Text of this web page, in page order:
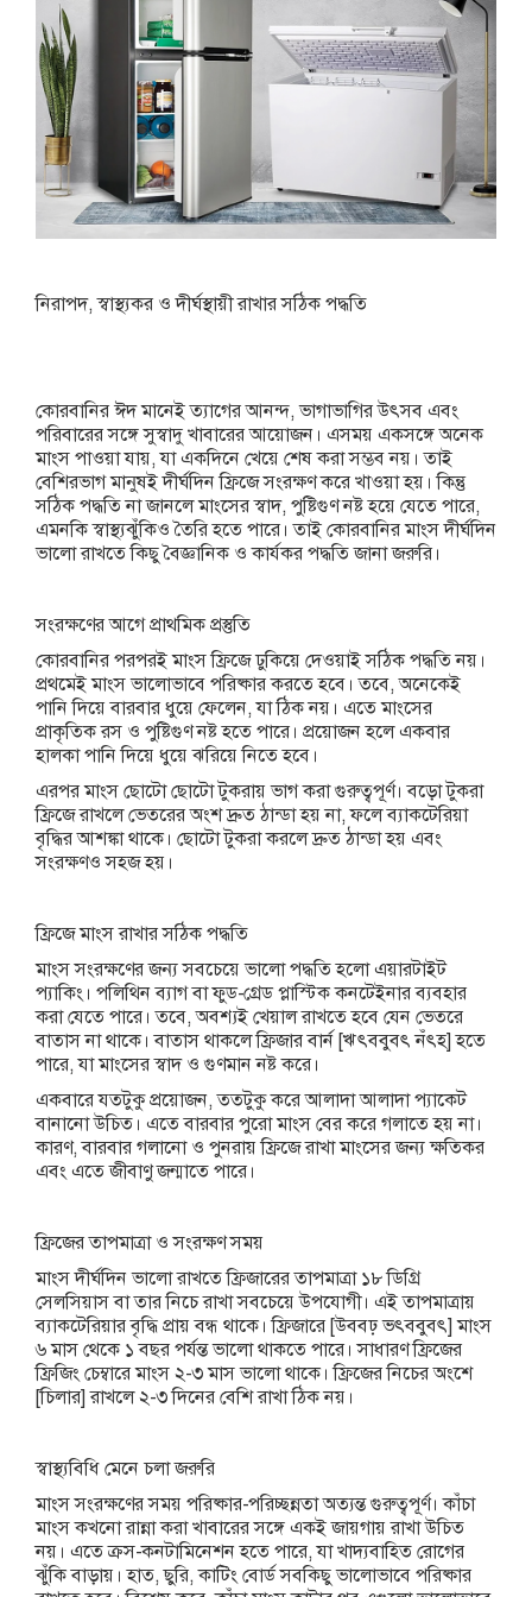
নিরাপদ, স্বাস্থ্যকর ও দীর্ঘস্থায়ী রাখার সঠিক পদ্ধতি
কোরবানির ঈদ মানেই ত্যাগের আনন্দ, ভাগাভাগির উৎসব এবং
পরিবারের সঙ্গে সুস্বাদু খাবারের আয়োজন। এসময় একসঙ্গে অনেক
মাংস পাওয়া যায়, যা একদিনে খেয়ে শেষ করা সম্ভব নয়। তাই
বেশিরভাগ মানুষই দীর্ঘদিন ফ্রিজে সংরক্ষণ করে খাওয়া হয়। কিন্তু
সঠিক পদ্ধতি না জানলে মাংসের স্বাদ, পুষ্টিগুণ নষ্ট হয়ে যেতে পারে,
এমনকি স্বাস্থ্যঝুঁকিও তৈরি হতে পারে। তাই কোরবানির মাংস দীর্ঘদিন
ভালো রাখতে কিছু বৈজ্ঞানিক ও কার্যকর পদ্ধতি জানা জরুরি।
সংরক্ষণের আগে প্রাথমিক প্রস্তুতি
কোরবানির পরপরই মাংস ফ্রিজে ঢুকিয়ে দেওয়াই সঠিক পদ্ধতি নয়।
প্রথমেই মাংস ভালোভাবে পরিষ্কার করতে হবে। তবে, অনেকেই
পানি দিয়ে বারবার ধুয়ে ফেলেন, যা ঠিক নয়। এতে মাংসের
প্রাকৃতিক রস ও পুষ্টিগুণ নষ্ট হতে পারে। প্রয়োজন হলে একবার
হালকা পানি দিয়ে ধুয়ে ঝরিয়ে নিতে হবে।
এরপর মাংস ছোটো ছোটো টুকরায় ভাগ করা গুরুত্বপূর্ণ। বড়ো টুকরা
ফ্রিজে রাখলে ভেতরের অংশ দ্রুত ঠান্ডা হয় না, ফলে ব্যাকটেরিয়া
বৃদ্ধির আশঙ্কা থাকে। ছোটো টুকরা করলে দ্রুত ঠান্ডা হয় এবং
সংরক্ষণও সহজ হয়।
ফ্রিজে মাংস রাখার সঠিক পদ্ধতি
মাংস সংরক্ষণের জন্য সবচেয়ে ভালো পদ্ধতি হলো এয়ারটাইট
প্যাকিং। পলিথিন ব্যাগ বা ফুড-গ্রেড প্লাস্টিক কনটেইনার ব্যবহার
করা যেতে পারে। তবে, অবশ্যই খেয়াল রাখতে হবে যেন ভেতরে
বাতাস না থাকে। বাতাস থাকলে ফ্রিজার বার্ন [ঋৎববুবৎ নঁৎহ] হতে
পারে, যা মাংসের স্বাদ ও গুণমান নষ্ট করে।
একবারে যতটুকু প্রয়োজন, ততটুকু করে আলাদা আলাদা প্যাকেট
বানানো উচিত। এতে বারবার পুরো মাংস বের করে গলাতে হয় না।
কারণ, বারবার গলানো ও পুনরায় ফ্রিজে রাখা মাংসের জন্য ক্ষতিকর
এবং এতে জীবাণু জন্মাতে পারে।
ফ্রিজের তাপমাত্রা ও সংরক্ষণ সময়
মাংস দীর্ঘদিন ভালো রাখতে ফ্রিজারের তাপমাত্রা ১৮ ডিগ্রি
সেলসিয়াস বা তার নিচে রাখা সবচেয়ে উপযোগী। এই তাপমাত্রায়
ব্যাকটেরিয়ার বৃদ্ধি প্রায় বন্ধ থাকে। ফ্রিজারে [উববঢ় ভৎববুবৎ] মাংস
৬ মাস থেকে ১ বছর পর্যন্ত ভালো থাকতে পারে। সাধারণ ফ্রিজের
ফ্রিজিং চেম্বারে মাংস ২-৩ মাস ভালো থাকে। ফ্রিজের নিচের অংশে
[চিলার] রাখলে ২-৩ দিনের বেশি রাখা ঠিক নয়।
স্বাস্থ্যবিধি মেনে চলা জরুরি
মাংস সংরক্ষণের সময় পরিষ্কার-পরিচ্ছন্নতা অত্যন্ত গুরুত্বপূর্ণ। কাঁচা
মাংস কখনো রান্না করা খাবারের সঙ্গে একই জায়গায় রাখা উচিত
নয়। এতে ক্রস-কনটামিনেশন হতে পারে, যা খাদ্যবাহিত রোগের
ঝুঁকি বাড়ায়। হাত, ছুরি, কাটিং বোর্ড সবকিছু ভালোভাবে পরিষ্কার